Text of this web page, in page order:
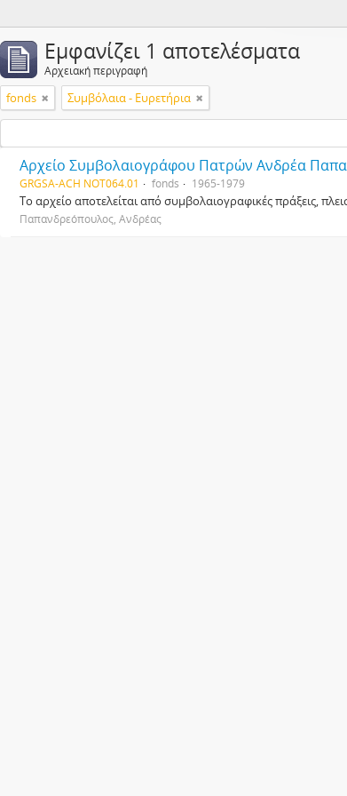
Εμφανίζει 1 αποτελέσματα
Αρχειακή περιγραφή
fonds Συμβόλαια - Ευρετήρια
Αρχείο Συμβολαιογράφου Πατρών Ανδρέα
GRGSA-ACH NOT064.01 fonds 1965-1979
Το αρχείο αποτελείται από συμβολαιογραφικές πράξεις,
Παπανδρεόπουλος, Ανδρέας